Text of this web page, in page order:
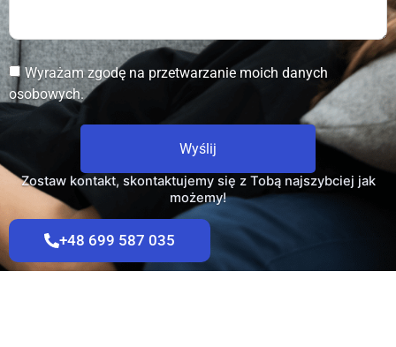
Wyrażam zgodę na przetwarzanie moich danych
osobowych.
Wyślij
+48 699 587 035